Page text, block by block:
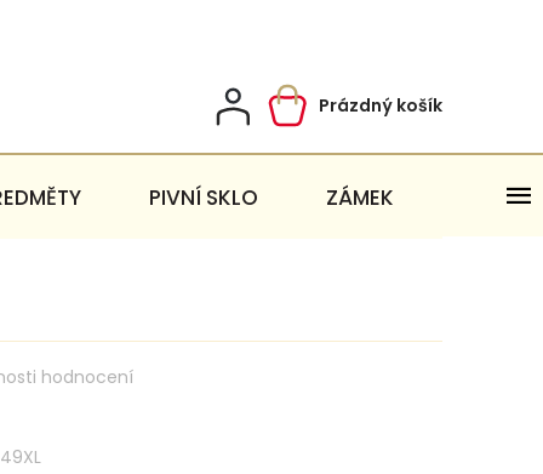
Nákupní
košík
Prázdný košík
PIVNÍ SKLO ZÁMEK
hodnocení